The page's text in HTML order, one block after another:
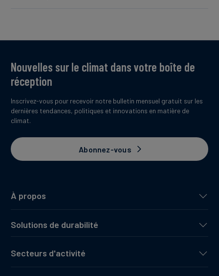
À propos
Solutions de durabilité
Secteurs d'activité
Nouvelles sur le climat dans votre boîte de
réception
Inscrivez-vous pour recevoir notre bulletin mensuel gratuit sur les
dernières tendances, politiques et innovations en matière de
climat.
Abonnez-vous